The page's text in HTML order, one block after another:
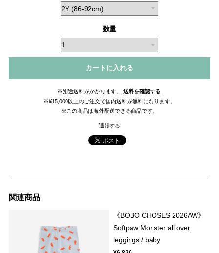
数量
カートに入れる
※別途送料がかかります。
送料を確認する
※¥15,000以上のご注文で国内送料が無料になります。
※この商品は海外配送できる商品です。
通報する
関連商品
《BOBO CHOSES 2026AW》
Softpaw Monster all over
leggings / baby